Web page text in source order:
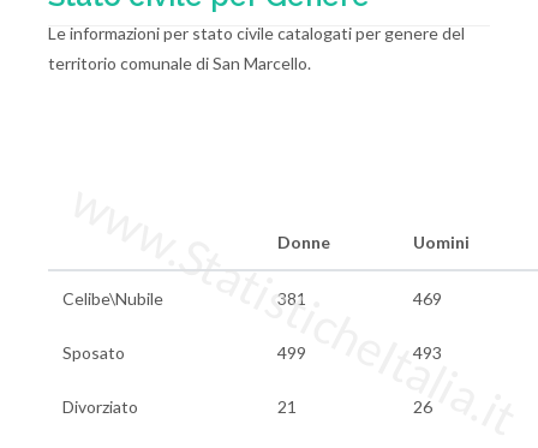
Le informazioni per stato civile catalogati per genere del
territorio comunale di San Marcello.
Donne Uomini
Celibe\Nubile 381 469
Sposato 499 493
Divorziato 21 26
www.StatisticheItalia.it